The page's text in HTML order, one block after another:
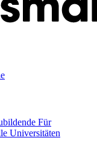
Für
Universitäten